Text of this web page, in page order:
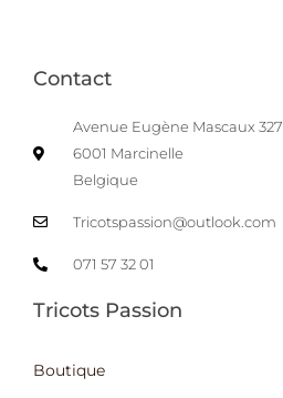
Contact
Avenue Eugène Mascaux 327
6001 Marcinelle
Belgique
Tricotspassion@outlook.com
071 57 32 01
Tricots Passion
Boutique